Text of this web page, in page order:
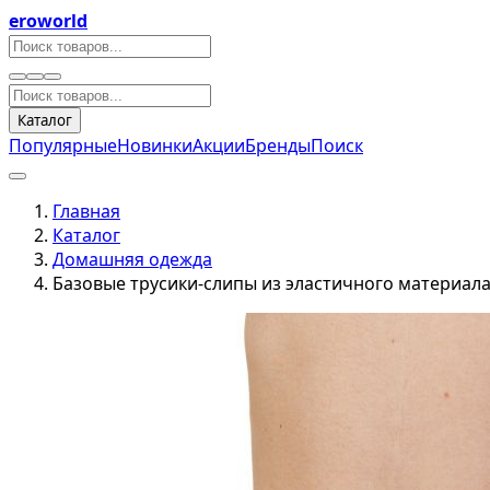
eroworld
Каталог
ПопулярныеНовинкиАкцииБрендыПоиск
Главная
Каталог
Домашняя одежда
Базовые трусики-слипы из эластичного материала